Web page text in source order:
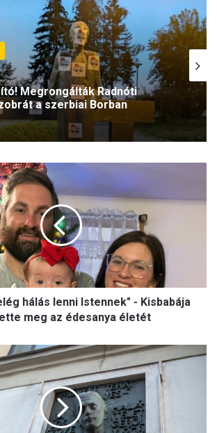
k
Megrongálták Radnóti
a szerbiai Borban
hálás lenni Istennek" - Kisbabája
meg az édesanya életét